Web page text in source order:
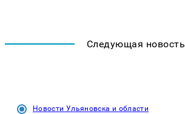
Следующая новость
Новости Ульяновска и области